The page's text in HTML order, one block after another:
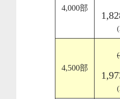
4,000部
4,500部